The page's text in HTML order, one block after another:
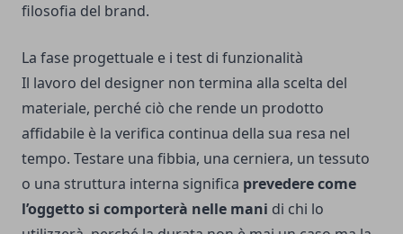
filosofia del brand.
La fase progettuale e i test di funzionalità
Il lavoro del designer non termina alla scelta del
materiale, perché ciò che rende un prodotto
affidabile è la verifica continua della sua resa nel
tempo. Testare una fibbia, una cerniera, un tessuto
o una struttura interna significa prevedere come
l’oggetto si comporterà nelle mani di chi lo